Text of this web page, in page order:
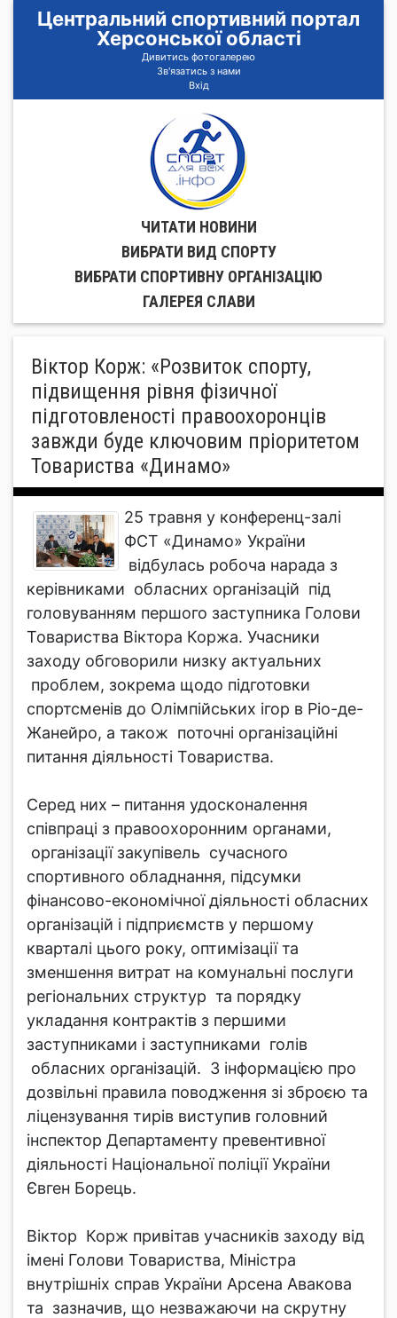
Центральний спортивний портал
Херсонської області
Дивитись фотогалерею
Зв'язатись з нами
Вхід
ЧИТАТИ НОВИНИ
ВИБРАТИ ВИД СПОРТУ
ВИБРАТИ СПОРТИВНУ ОРГАНIЗАЦIЮ
ГАЛЕРЕЯ СЛАВИ
Віктор Корж: «Розвиток спорту,
підвищення рівня фізичної
підготовленості правоохоронців
завжди буде ключовим пріоритетом
Товариства «Динамо»
25 травня у конференц-залі
ФСТ «Динамо» України
відбулась робоча нарада з
керівниками обласних організацій під
головуванням першого заступника Голови
Товариства Віктора Коржа. Учасники
заходу обговорили низку актуальних
проблем, зокрема щодо підготовки
спортсменів до Олімпійських ігор в Ріо-де-
Жанейро, а також поточні організаційні
питання діяльності Товариства.
Cеред них – питання удосконалення
співпраці з правоохоронним органами,
організації закупівель сучасного
спортивного обладнання, підсумки
фінансово-економічної діяльності обласних
організацій і підприємств у першому
кварталі цього року, оптимізації та
зменшення витрат на комунальні послуги
регіональних структур та порядку
укладання контрактів з першими
заступниками і заступниками голів
обласних організацій. З інформацією про
дозвільні правила поводження зі зброєю та
ліцензування тирів виступив головний
інспектор Департаменту превентивної
діяльності Національної поліції України
Євген Борець.
Віктор Корж привітав учасників заходу від
імені Голови Товариства, Міністра
внутрішніх справ України Арсена Авакова
та зазначив, що незважаючи на скрутну